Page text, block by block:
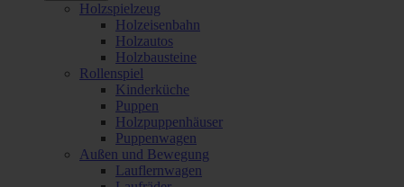
Holzspielzeug
Holzeisenbahn
Holzautos
Holzbausteine
Rollenspiel
Kinderküche
Puppen
Holzpuppenhäuser
Puppenwagen
Außen und Bewegung
Lauflernwagen